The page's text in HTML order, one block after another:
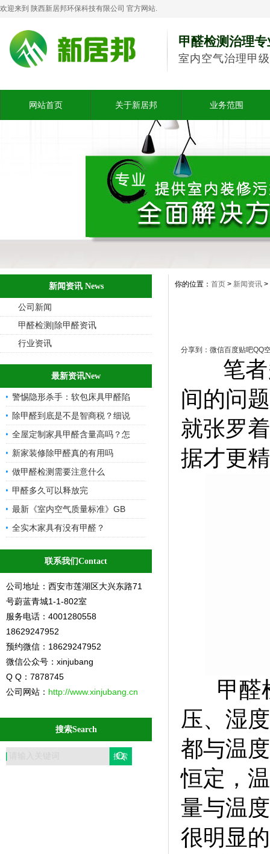
欢迎来到 陕西新居邦环保科技有限公司 官方网站.
甲醛检测治理
室内空气治理甲
网站首页 关于新居邦 业务范围
新闻资讯 News
公司新闻
甲醛检测|除甲醛资讯
行业资讯
最新资讯New
警惕隐形杀手：软包床具甲醛陷
除甲醛到底是不是智商税？细说
全屋定制家具甲醛含量高吗？怎
新家装修除甲醛真的有用吗
做甲醛检测需要注意什么
甲醛多久可以释放完
最新《室内空气质量标准》GB
全实木家具有没有甲醛？
联系我们Contact
公司地址：西安市莲湖区大兴东路71
号蔚蓝青城1-1-802室
服务电话：4001280558
18629247952
预约微信：18629247952
微信公众号：xinjubang
Q Q：7878745
公司网站： http://www.xinjubang.cn
搜索Search
你的位置： 首页 > 新闻资讯 >
分享到： 微信百度贴吧QQ
笔者
间的问
就张罗
据才更
甲醛检
压、湿
都与温
恒定，
量与温
很明显